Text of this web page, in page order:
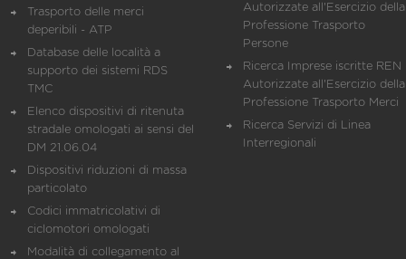
Trasporto delle merci
deperibili - ATP
Database delle località a
supporto dei sistemi RDS
TMC
Elenco dispositivi di ritenuta
stradale omologati ai sensi del
DM 21.06.04
Dispositivi riduzioni di massa
particolato
Codici immatricolativi di
ciclomotori omologati
Modalità di collegamento al
Autorizzate all'Esercizio della
Professione Trasporto
Persone
Ricerca Imprese iscritte REN
Autorizzate all'Esercizio della
Professione Trasporto Merci
Ricerca Servizi di Linea
Interregionali